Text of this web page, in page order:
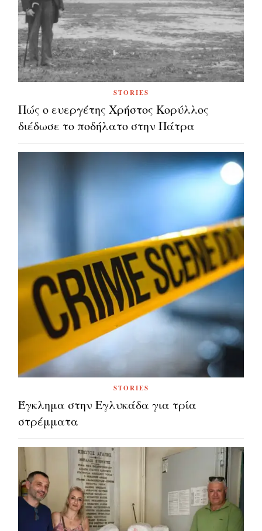
STORIES
Πώς ο ευεργέτης Χρήστος Κορύλλος
διέδωσε το ποδήλατο στην Πάτρα
STORIES
Έγκλημα στην Εγλυκάδα για τρία
στρέμματα